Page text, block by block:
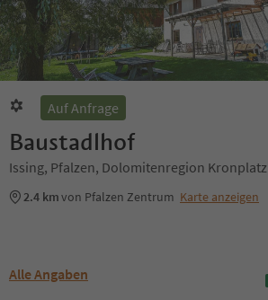
Auf Anfrage
Baustadlhof
Issing, Pfalzen, Dolomitenregion Kronplatz
2.4 kmvon Pfalzen Zentrum Karte anzeigen
Alle Angaben